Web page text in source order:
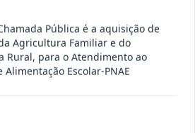
Data 07/08/2026 Ver detalhes
Pública é a aquisição de
Agricultura Familiar e do
Rural, para o Atendimento ao
Escolar-PNAE